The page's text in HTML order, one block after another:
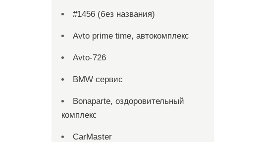
#1456 (без названия)
Avto prime time, автокомплекс
Avto-726
BMW сервис
Bonaparte, оздоровительный
комплекс
CarMaster